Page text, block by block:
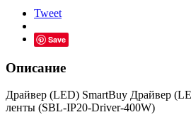
Tweet
Save
Описание
Драйвер (LED) SmartBuy Драйвер
ленты (SBL-IP20-Driver-400W)